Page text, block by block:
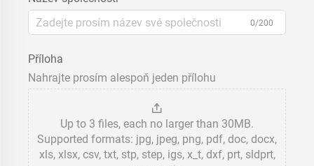
0/200
Příloha
Nahrajte prosím alespoň jeden přílohu
Up to 3 files, each no larger than 30MB.
Supported formats: jpg, jpeg, png, pdf, doc, docx,
xls, xlsx, csv, txt, stp, step, igs, x_t, dxf, prt, sldprt,